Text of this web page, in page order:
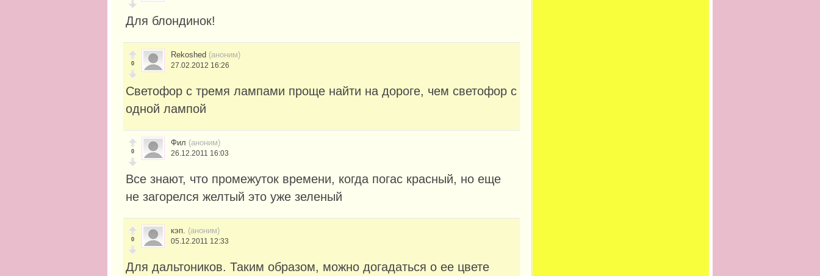
Для блондинок!
0
Rekoshed (аноним)
27.02.2012 16:26
Cветофор с тремя лампами проще найти на дороге, чем светофор с
одной лампой
0
Фил (аноним)
26.12.2011 16:03
Все знают, что промежуток времени, когда погас красный, но еще
не загорелся желтый это уже зеленый
0
кэп. (аноним)
05.12.2011 12:33
Для дальтоников. Таким образом, можно догадаться о ее цвете